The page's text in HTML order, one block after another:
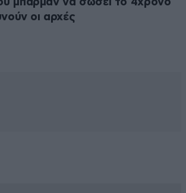
μπάρμαν να σώσει το 4χρονο
οι αρχές